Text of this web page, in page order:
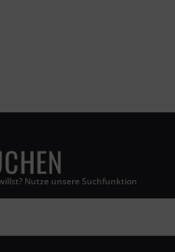
Nutze unsere Suchfunktion